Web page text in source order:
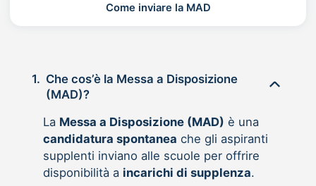
Come inviare la MAD
1. Che cos’è la Messa a Disposizione
(MAD)?
La Messa a Disposizione (MAD) è una
candidatura spontanea che gli aspiranti
supplenti inviano alle scuole per offrire
disponibilità a incarichi di supplenza.